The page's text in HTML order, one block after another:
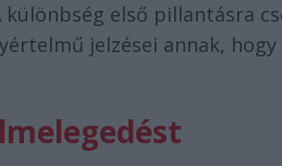
első pillantásra
jelzései annak,